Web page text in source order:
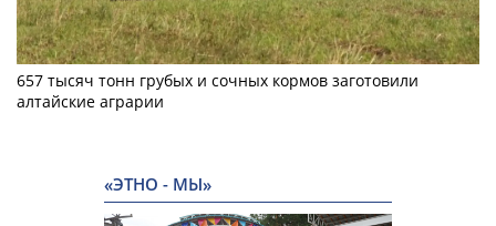
657 тысяч тонн грубых и сочных кормов заготовили
алтайские аграрии
«ЭТНО - МЫ»